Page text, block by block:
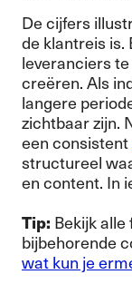
De cijfers
de klantreis is.
leveranciers
creëren. Als
langere
zichtbaar zijn.
een consistent
structureel
en content. In
Tip: Bekijk alle
bijbehorende
wat kun je